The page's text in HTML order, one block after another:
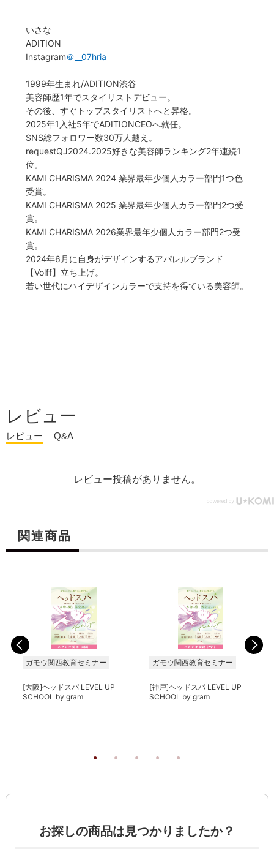
いさな
ADITION
Instagram＠__07hria
1999年生まれ/ADITION渋谷
美容師歴1年でスタイリストデビュー。
その後、すぐトップスタイリストへと昇格。
2025年1入社5年でADITIONCEOへ就任。
SNS総フォロワー数30万人越え。
requestQJ2024.2025好きな美容師ランキング2年連続1
位。
KAMI CHARISMA 2024 業界最年少個人カラー部門1つ色
受賞。
KAMI CHARISMA 2025 業界最年少個人カラー部門2つ受
賞。
KAMI CHARISMA 2026業界最年少個人カラー部門2つ受
賞。
2024年6月に自身がデザインするアパレルブランド
【Volff】立ち上げ。
若い世代にハイデザインカラーで支持を得ている美容師。
レビュー
レビュー Q&A
レビュー投稿がありません。
関連商品
ガモウ関西教育セミナー
[大阪]ヘッドスパ LEVEL UP
SCHOOL by gram
ガモウ関西教育セミナー
[神戸]ヘッドスパ LEVEL UP
SCHOOL by gram
お探しの商品は見つかりましたか？